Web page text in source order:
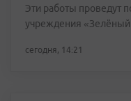
Эти работы проведут
учреждения «Зелёный
сегодня, 14:21